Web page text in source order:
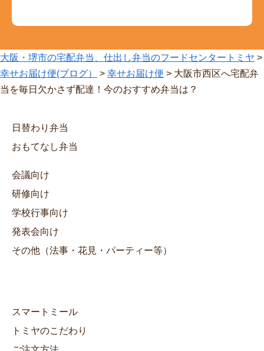
大阪・堺市の宅配弁当、仕出し弁当のフードセンタートミヤ >
幸せお届け便(ブログ）
> 幸せお届け便 > 大阪市西区へ宅配弁
当を毎日欠かさず配達！今のおすすめ弁当は？
日替わり弁当
おもてなし弁当
会議向け
研修向け
学校行事向け
発表会向け
その他（法事・花見・パーティー等）
スマートミール
トミヤのこだわり